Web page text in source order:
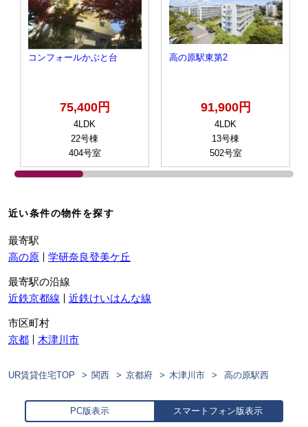
コンフォールかぶと台
75,400円
4LDK
22号棟
404号室
高の原駅東第2
91,900円
4LDK
13号棟
502号室
近い条件の物件を探す
最寄駅
高の原
学研奈良登美ケ丘
最寄駅の沿線
近鉄京都線
近鉄けいはんな線
市区町村
京都
木津川市
UR賃貸住宅TOP 関西 京都府 木津川市 高の原駅西
PC版表示 スマートフォン版表示